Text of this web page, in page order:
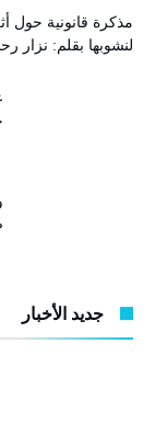
مذكرة قانونية حول
لنشوبها بقلم: نزار
جديد الأخبار